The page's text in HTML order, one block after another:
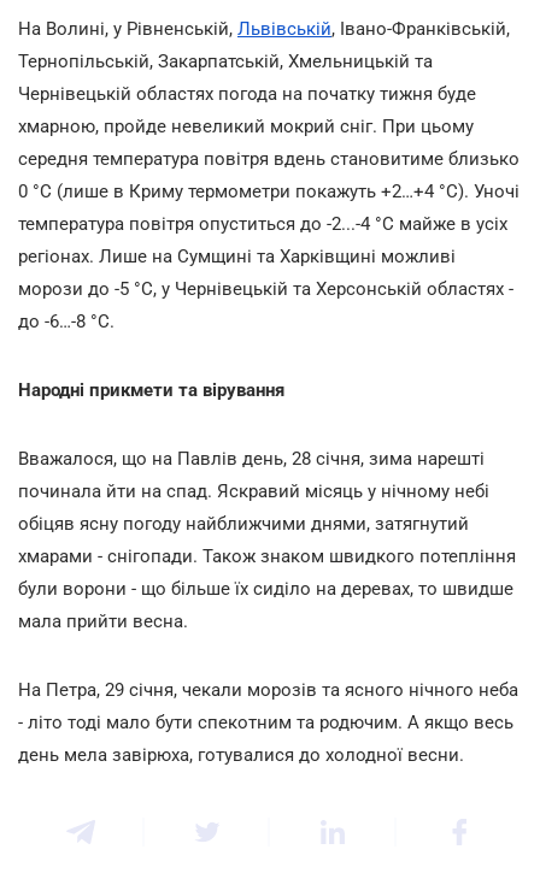
На Волині, у Рівненській, Львівській, Івано-Франківській,
Тернопільській, Закарпатській, Хмельницькій та
Чернівецькій областях погода на початку тижня буде
хмарною, пройде невеликий мокрий сніг. При цьому
середня температура повітря вдень становитиме близько
0 °С (лише в Криму термометри покажуть +2…+4 °С). Уночі
температура повітря опуститься до -2...-4 °С майже в усіх
регіонах. Лише на Сумщині та Харківщині можливі
морози до -5 °С, у Чернівецькій та Херсонській областях -
до -6…-8 °С.
Народні прикмети та вірування
Вважалося, що на Павлів день, 28 січня, зима нарешті
починала йти на спад. Яскравий місяць у нічному небі
обіцяв ясну погоду найближчими днями, затягнутий
хмарами - снігопади. Також знаком швидкого потепління
були ворони - що більше їх сиділо на деревах, то швидше
мала прийти весна.
На Петра, 29 січня, чекали морозів та ясного нічного неба
- літо тоді мало бути спекотним та родючим. А якщо весь
день мела завірюха, готувалися до холодної весни.